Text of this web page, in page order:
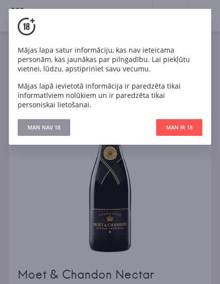
18+
Dzirkstošais
Francija
Moet & Chandon Nectar Imperial
Moet & Chandon Nectar
Mājas lapa satur informāciju, kas nav ieteicama
personām, kas jaunākas par pilngadību. Lai piekļūtu
vietnei, lūdzu, apstipriniet savu vecumu.
Mājas lapā ievietotā informācija ir paredzēta tikai
informatīviem nolūkiem un ir paredzēta tikai
personiskai lietošanai.
MAN NAV 18 MAN IR 18